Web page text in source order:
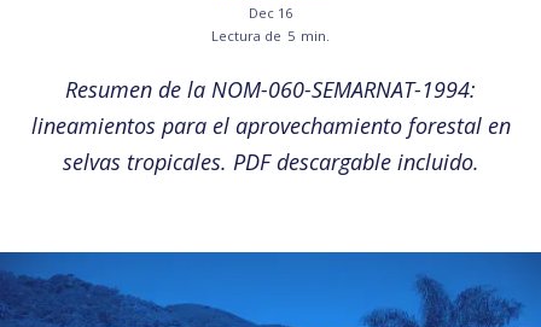
Dec 16
Lectura de 5 min.
Resumen de la NOM-060-SEMARNAT-1994:
lineamientos para el aprovechamiento forestal en
selvas tropicales. PDF descargable incluido.